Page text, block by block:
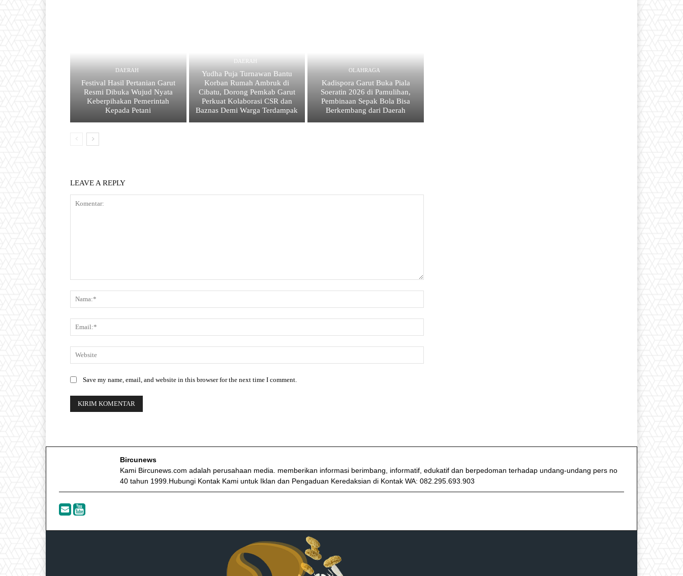
DAERAH
Festival Hasil Pertanian Garut
Resmi Dibuka Wujud Nyata
Keberpihakan Pemerintah
Kepada Petani
DAERAH
Yudha Puja Turnawan Bantu
Korban Rumah Ambruk di
Cibatu, Dorong Pemkab Garut
Perkuat Kolaborasi CSR dan
Baznas Demi Warga Terdampak
OLAHRAGA
Kadispora Garut Buka Piala
Soeratin 2026 di Pamulihan,
Pembinaan Sepak Bola Bisa
Berkembang dari Daerah
LEAVE A REPLY
Save my name, email, and website in this browser for the next time I comment.
Bircunews
Kami Bircunews.com adalah perusahaan media. memberikan informasi berimbang, informatif, edukatif dan berpedoman terhadap undang-undang pers no
40 tahun 1999.Hubungi Kontak Kami untuk Iklan dan Pengaduan Keredaksian di Kontak WA: 082.295.693.903